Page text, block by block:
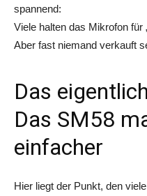
spannend:
Viele halten das Mikrofon für
Aber fast niemand verkauft
Das
Das SM58
einfacher
Hier liegt der Punkt, den